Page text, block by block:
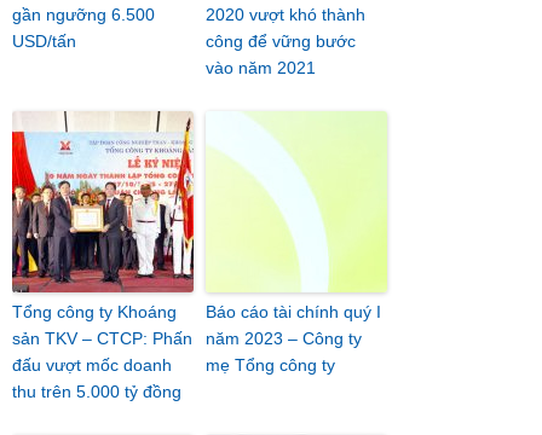
gần ngưỡng 6.500
USD/tấn
2020 vượt khó thành
công để vững bước
vào năm 2021
Tổng công ty Khoáng
sản TKV – CTCP: Phấn
đấu vượt mốc doanh
thu trên 5.000 tỷ đồng
Báo cáo tài chính quý I
năm 2023 – Công ty
mẹ Tổng công ty